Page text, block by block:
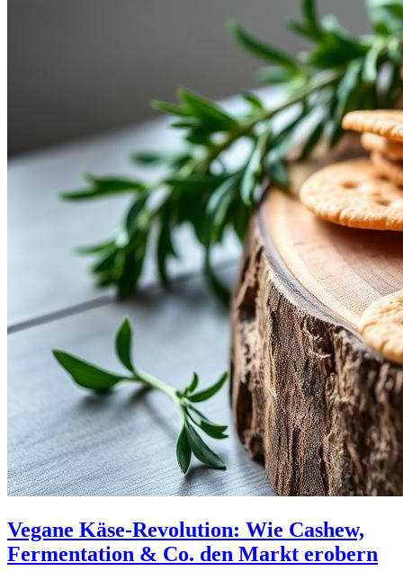
Vegane Käse-Revolution: Wie Cashew,
Fermentation & Co. den Markt erobern